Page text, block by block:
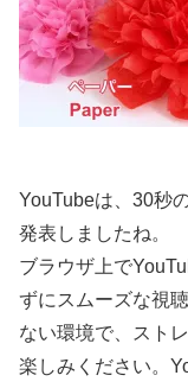
YouTubeは、30秒
発表しましたね。
ブラウザ上で
ずにスムーズな視
ない環境で、スト
楽しみください。